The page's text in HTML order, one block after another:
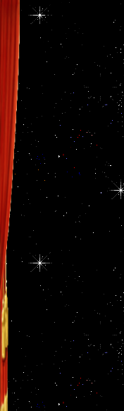
[phpBB Debug] PHP Warning : in file
[phpBB Debug] PHP Warning
[phpBB Debug] PHP Warning
: in file
[phpBB Debug] PHP Warning
: in file
[phpBB Debug] PHP Warning
[phpBB Debug] PHP Warning